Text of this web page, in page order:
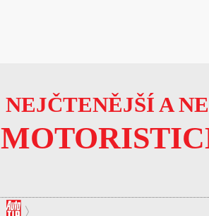
NEJČTENĚJŠÍ A